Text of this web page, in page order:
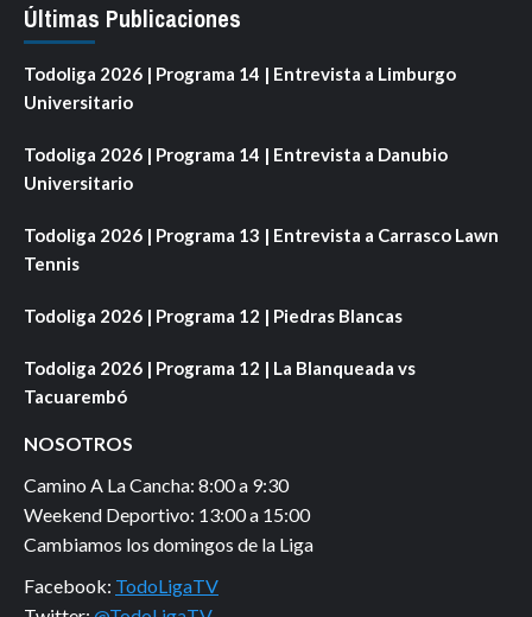
Últimas Publicaciones
Todoliga 2026 | Programa 14 | Entrevista a Limburgo
Universitario
Todoliga 2026 | Programa 14 | Entrevista a Danubio
Universitario
Todoliga 2026 | Programa 13 | Entrevista a Carrasco Lawn
Tennis
Todoliga 2026 | Programa 12 | Piedras Blancas
Todoliga 2026 | Programa 12 | La Blanqueada vs
Tacuarembó
NOSOTROS
Camino A La Cancha: 8:00 a 9:30
Weekend Deportivo: 13:00 a 15:00
Cambiamos los domingos de la Liga
Facebook: TodoLigaTV